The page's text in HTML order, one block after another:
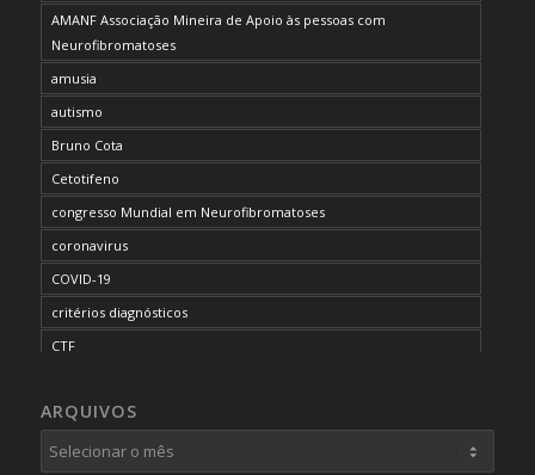
AMANF Associação Mineira de Apoio às pessoas com
Neurofibromatoses
amusia
autismo
Bruno Cota
Cetotifeno
congresso Mundial em Neurofibromatoses
coronavirus
COVID-19
critérios diagnósticos
CTF
desordem do processamento auditivo
diagnóstico
ARQUIVOS